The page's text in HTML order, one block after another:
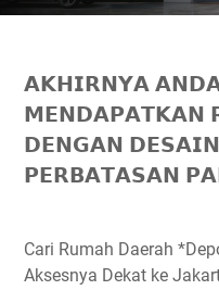
𝗔𝗞𝗛𝗜𝗥𝗡𝗬𝗔
𝗠𝗘𝗡𝗗𝗔𝗣𝗔𝗧𝗞𝗔𝗡
𝗗𝗘𝗡𝗚𝗔𝗡
𝗣𝗘𝗥𝗕𝗔𝗧𝗔𝗦𝗔𝗡
Cari Rumah Daerah
Aksesnya Dekat ke